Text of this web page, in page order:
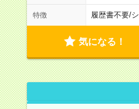
特徴 履歴書不要/
気になる！